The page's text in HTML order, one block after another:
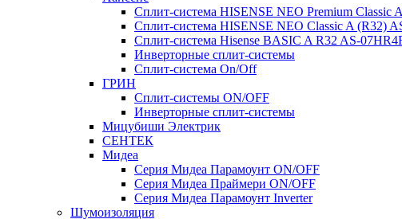
Сплит-система HISENSE NEO Premium Classic
Сплит-система HISENSE NEO Classic A (R32)
Сплит-система Hisense BASIC A R32 AS-
Инверторные сплит-системы
Сплит-система On/Off
ГРИН
Сплит-системы ON/OFF
Инверторные сплит-системы
Мицубиши Электрик
СЕНТЕК
Мидеа
Серия Мидеа Парамоунт ON/OFF
Серия Мидеа Праймери ON/OFF
Серия Мидеа Парамоунт Inverter
Шумоизоляция